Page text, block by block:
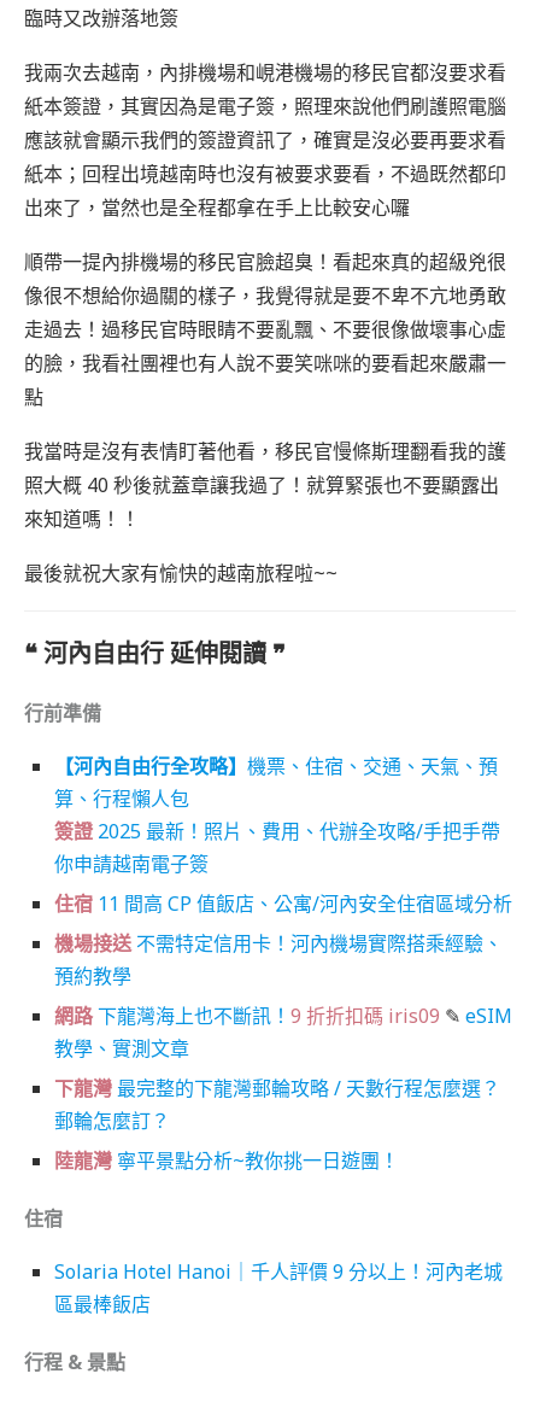
臨時又改辦落地簽
我兩次去越南，內排機場和峴港機場的移民官都沒要求看
紙本簽證，其實因為是電子簽，照理來說他們刷護照電腦
應該就會顯示我們的簽證資訊了，確實是沒必要再要求看
紙本；回程出境越南時也沒有被要求要看，不過既然都印
出來了，當然也是全程都拿在手上比較安心囉
順帶一提內排機場的移民官臉超臭！看起來真的超級兇很
像很不想給你過關的樣子，我覺得就是要不卑不亢地勇敢
走過去！過移民官時眼睛不要亂飄、不要很像做壞事心虛
的臉，我看社團裡也有人說不要笑咪咪的要看起來嚴肅一
點
我當時是沒有表情盯著他看，移民官慢條斯理翻看我的護
照大概 40 秒後就蓋章讓我過了！就算緊張也不要顯露出
來知道嗎！！
最後就祝大家有愉快的越南旅程啦~~
❝ 河內自由行 延伸閱讀 ❞
行前準備
【河內自由行全攻略】 機票、住宿、交通、天氣、預
算、行程懶人包
簽證 2025 最新！照片、費用、代辦全攻略/手把手帶
你申請越南電子簽
住宿 11 間高 CP 值飯店、公寓/河內安全住宿區域分析
機場接送 不需特定信用卡！河內機場實際搭乘經驗、
預約教學
網路下龍灣海上也不斷訊！ 9 折折扣碼 iris09 ✎ eSIM
教學、實測文章
下龍灣 最完整的下龍灣郵輪攻略 / 天數行程怎麼選？
郵輪怎麼訂？
陸龍灣 寧平景點分析~教你挑一日遊團！
住宿
Solaria Hotel Hanoi｜千人評價 9 分以上！河內老城
區最棒飯店
行程 & 景點